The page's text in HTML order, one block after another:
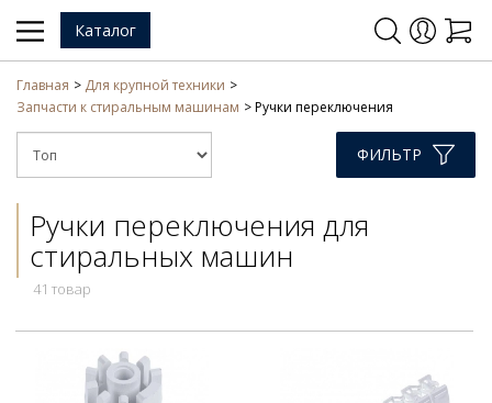
Каталог
Главная
Для крупной техники
Запчасти к стиральным машинам
Ручки переключения
ФИЛЬТР
Ручки переключения для
стиральных машин
41 товар